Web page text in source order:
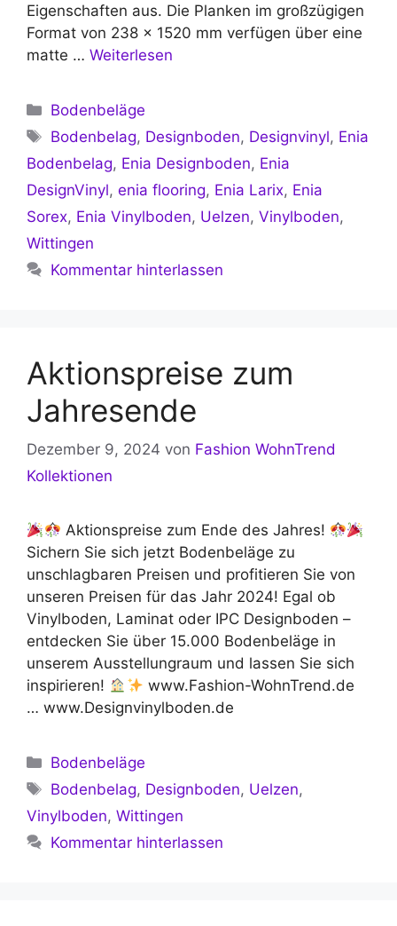
Eigenschaften aus. Die Planken im großzügigen
Format von 238 x 1520 mm verfügen über eine
matte … Weiterlesen
Kategorien
Bodenbeläge
Schlagwörter
Bodenbelag, Designboden, Designvinyl, Enia
Bodenbelag, Enia Designboden, Enia
DesignVinyl, enia flooring, Enia Larix, Enia
Sorex, Enia Vinylboden, Uelzen, Vinylboden,
Wittingen
Kommentar hinterlassen
Aktionspreise zum
Jahresende
Dezember 9, 2024 von Fashion WohnTrend
Kollektionen
Aktionspreise zum Ende des Jahres!
Sichern Sie sich jetzt Bodenbeläge zu
unschlagbaren Preisen und profitieren Sie von
unseren Preisen für das Jahr 2024! Egal ob
Vinylboden, Laminat oder IPC Designboden –
entdecken Sie über 15.000 Bodenbeläge in
unserem Ausstellungraum und lassen Sie sich
inspirieren!
www.Fashion-WohnTrend.de
… www.Designvinylboden.de
Kategorien
Bodenbeläge
Schlagwörter
Bodenbelag, Designboden, Uelzen,
Vinylboden, Wittingen
Kommentar hinterlassen